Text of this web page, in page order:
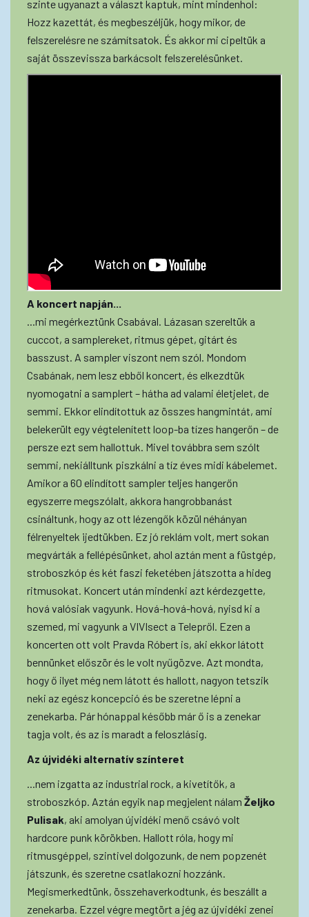
szinte ugyanazt a választ kaptuk, mint mindenhol:
Hozz kazettát, és megbeszéljük, hogy mikor, de
felszerelésre ne számítsatok. És akkor mi cipeltük a
saját összevissza barkácsolt felszerelésünket.
A koncert napján...
...mi megérkeztünk Csabával. Lázasan szereltük a
cuccot, a samplereket, ritmus gépet, gitárt és
basszust. A sampler viszont nem szól. Mondom
Csabának, nem lesz ebből koncert, és elkezdtük
nyomogatni a samplert – hátha ad valami életjelet, de
semmi. Ekkor elindítottuk az összes hangmintát, ami
belekerült egy végtelenített loop-ba tízes hangerőn – de
persze ezt sem hallottuk. Mivel továbbra sem szólt
semmi, nekiálltunk piszkálni a tíz éves midi kábelemet.
Amikor a 60 elindított sampler teljes hangerőn
egyszerre megszólalt, akkora hangrobbanást
csináltunk, hogy az ott lézengők közül néhányan
félrenyeltek ijedtükben. Ez jó reklám volt, mert sokan
megvárták a fellépésünket, ahol aztán ment a füstgép,
stroboszkóp és két faszi feketében játszotta a hideg
ritmusokat. Koncert után mindenki azt kérdezgette,
hová valósiak vagyunk. Hová-hová-hová, nyisd ki a
szemed, mi vagyunk a VIVIsect a Telepről. Ezen a
koncerten ott volt Pravda Róbert is, aki ekkor látott
bennünket először és le volt nyűgözve. Azt mondta,
hogy ő ilyet még nem látott és hallott, nagyon tetszik
neki az egész koncepció és be szeretne lépni a
zenekarba. Pár hónappal később már ő is a zenekar
tagja volt, és az is maradt a feloszlásig.
Az újvidéki alternatív színteret
...nem izgatta az industrial rock, a kivetítők, a
stroboszkóp. Aztán egyik nap megjelent nálam Željko
Pulisak, aki amolyan újvidéki menő csávó volt
hardcore punk körökben. Hallott róla, hogy mi
ritmusgéppel, szintivel dolgozunk, de nem popzenét
játszunk, és szeretne csatlakozni hozzánk.
Megismerkedtünk, összehaverkodtunk, és beszállt a
zenekarba. Ezzel végre megtört a jég az újvidéki zenei